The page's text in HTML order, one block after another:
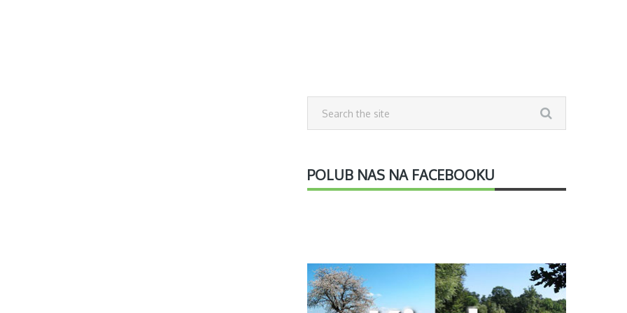
POLUB NAS NA FACEBOOKU